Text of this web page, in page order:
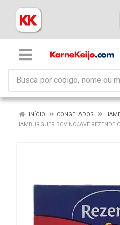
INÍCIO CONGELADOS
HAMBURGUER BOVINO/AVE REZENDE